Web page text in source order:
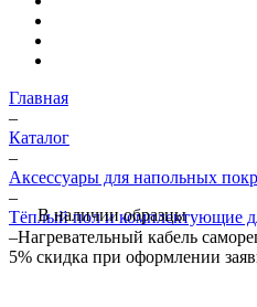
Главная
–
Каталог
–
Аксессуары для напольных
–
Тёплый пол и комплектующие
–Нагревательный кабель
5% скидка при оформлении
В наличии образцы